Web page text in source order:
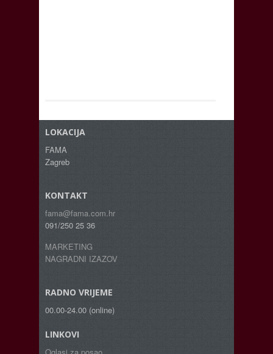
LOKACIJA
FAMA
Zagreb
KONTAKT
fama@fama.com.hr
091/250 25 36
MARKETING
NAGRADNI IZAZOV
RADNO VRIJEME
00.00-24.00 (online)
LINKOVI